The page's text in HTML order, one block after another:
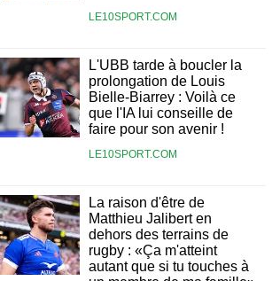
LE10SPORT.COM
L'UBB tarde à boucler la
prolongation de Louis
Bielle-Biarrey : Voilà ce
que l'IA lui conseille de
faire pour son avenir !
LE10SPORT.COM
La raison d'être de
Matthieu Jalibert en
dehors des terrains de
rugby : «Ça m'atteint
autant que si tu touches à